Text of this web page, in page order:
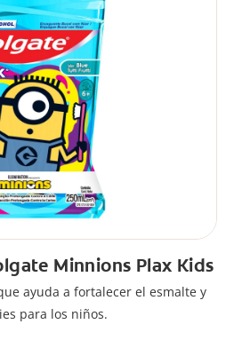
Minnions Plax Kids
ayuda a fortalecer el esmalte y
para los niños.